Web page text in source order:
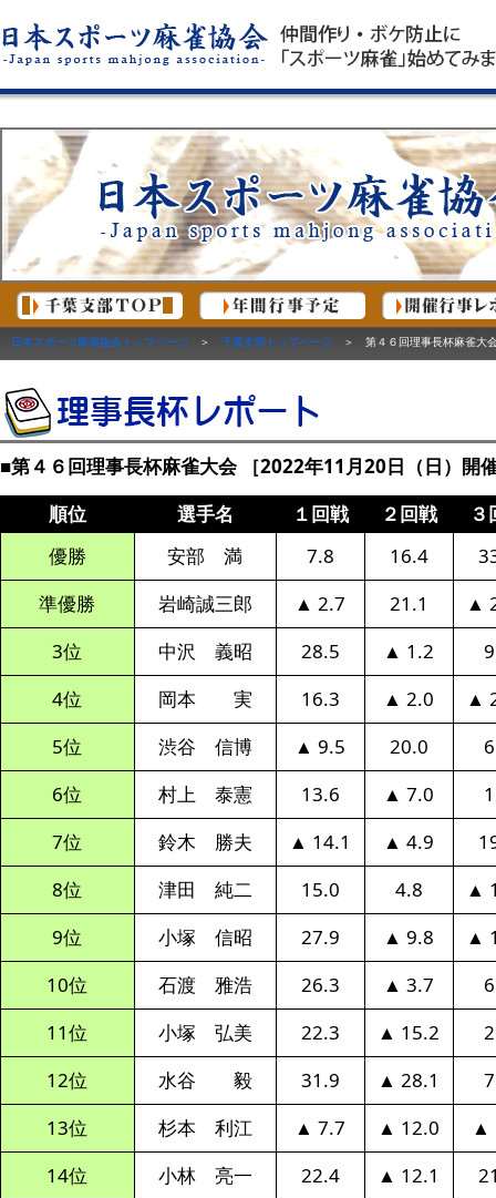
日本スポーツ麻雀協会トップページ ＞ 千葉支部トップページ ＞ 第４６回理事長杯麻雀大
■第４６回理事長杯麻雀大会 ［2022年11月20日（日）開
順位
選手名 １回戦 ２回戦
３
優勝
安部 満 7.8 16.4
準優勝
岩崎誠三郎 ▲ 2.7 21.1
▲
3位
中沢 義昭 28.5 ▲ 1.2
4位
岡本 実 16.3 ▲ 2.0
▲
5位
渋谷 信博 ▲ 9.5 20.0
6位
村上 泰憲 13.6 ▲ 7.0
7位
鈴木 勝夫 ▲ 14.1 ▲ 4.9
8位
津田 純二 15.0 4.8
▲
9位
小塚 信昭 27.9 ▲ 9.8
▲
10位
石渡 雅浩 26.3 ▲ 3.7
11位
小塚 弘美 22.3 ▲ 15.2
12位
水谷 毅 31.9 ▲ 28.1
13位
杉本 利江 ▲ 7.7 ▲ 12.0
▲
14位
小林 亮一 22.4 ▲ 12.1